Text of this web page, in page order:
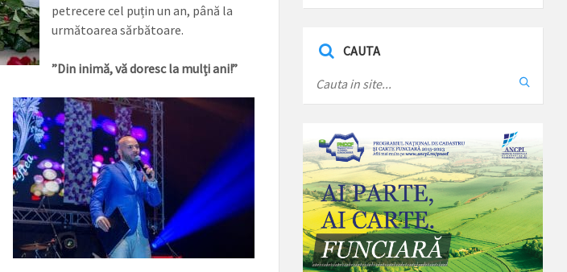
petrecere cel puțin un an, până la
următoarea sărbătoare.
”Din inimă, vă doresc la mulți ani!”
CAUTA